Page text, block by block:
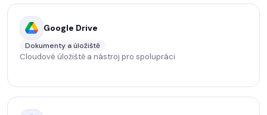
Google Drive
Dokumenty a úložiště
Cloudové úložiště a nástroj pro spolupráci